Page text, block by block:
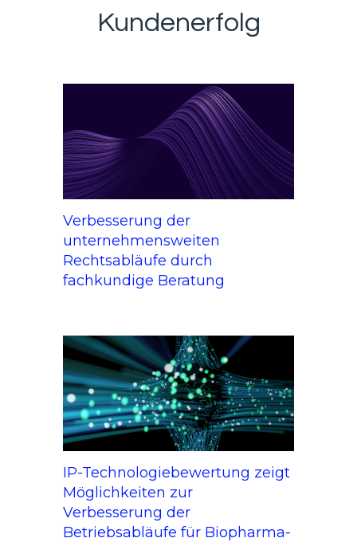
Kundenerfolg
Verbesserung der
unternehmensweiten
Rechtsabläufe durch
fachkundige Beratung
IP-Technologiebewertung zeigt
Möglichkeiten zur
Verbesserung der
Betriebsabläufe für Biopharma-